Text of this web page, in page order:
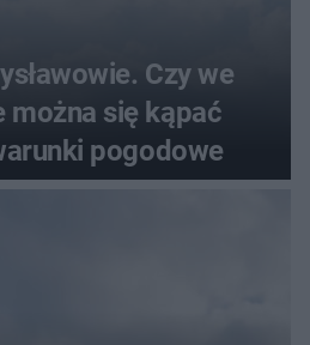
Czy we
można się kąpać
pogodowe